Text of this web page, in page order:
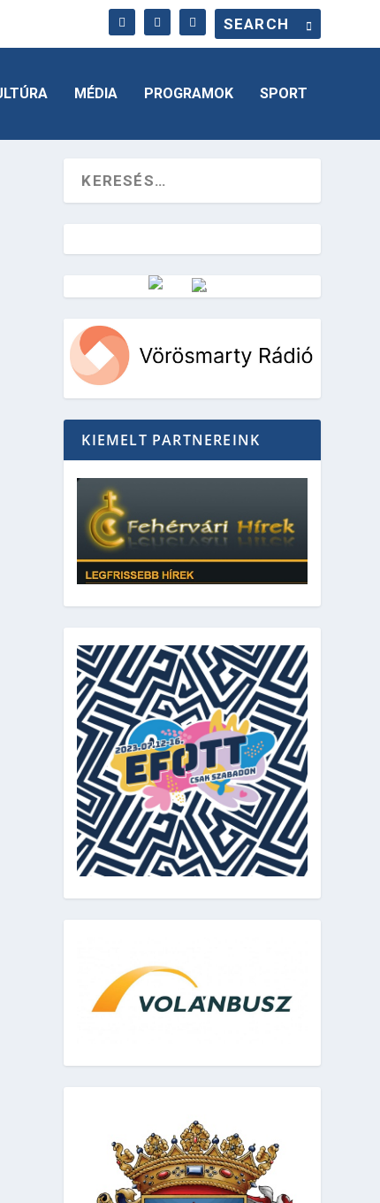
MÉDIA PROGRAMOK SPORT
Vörösmarty Rádió
KIEMELT PARTNEREINK